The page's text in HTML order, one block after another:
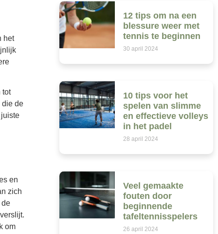
het
tot
die de
en
zich
de
om
12 tips om na een
blessure weer met
tennis te beginnen
30 april 2024
10 tips voor het
spelen van slimme
en effectieve volleys
in het padel
28 april 2024
Veel gemaakte
fouten door
beginnende
tafeltennisspelers
26 april 2024